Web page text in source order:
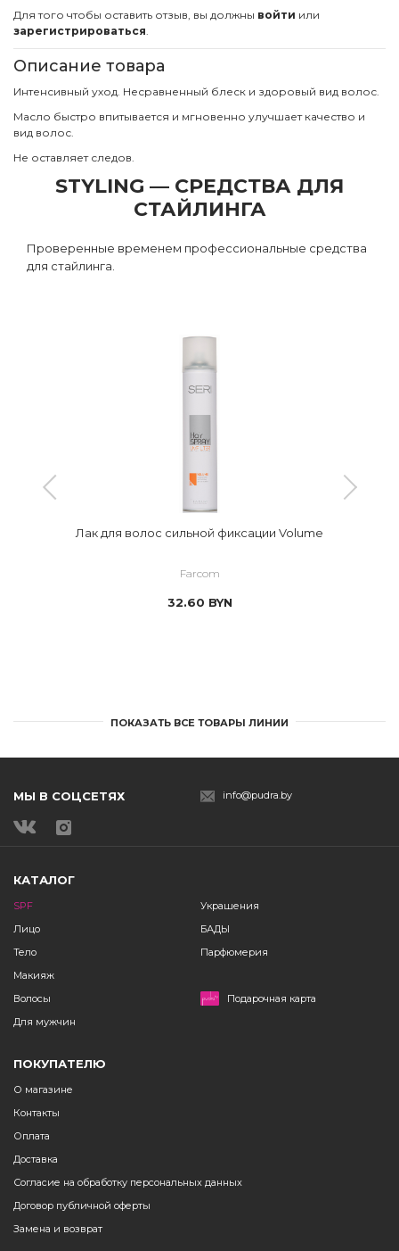
Для того чтобы оставить отзыв, вы должны войти или
зарегистрироваться.
Описание товара
Интенсивный уход. Несравненный блеск и здоровый вид волос.
Масло быстро впитывается и мгновенно улучшает качество и
вид волос.
Не оставляет следов.
STYLING — СРЕДСТВА ДЛЯ
СТАЙЛИНГА
Проверенные временем профессиональные средства
для стайлинга.
Лак для волос сильной фиксации Volume
Farcom
32.60 BYN
ПОКАЗАТЬ ВСЕ ТОВАРЫ ЛИНИИ
МЫ В СОЦСЕТЯХ info@pudra.by
КАТАЛОГ
SPF
Лицо
Тело
Макияж
Волосы
Для мужчин
Украшения
БАДЫ
Парфюмерия
Подарочная карта
ПОКУПАТЕЛЮ
О магазине
Контакты
Оплата
Доставка
Согласие на обработку персональных данных
Договор публичной оферты
Замена и возврат